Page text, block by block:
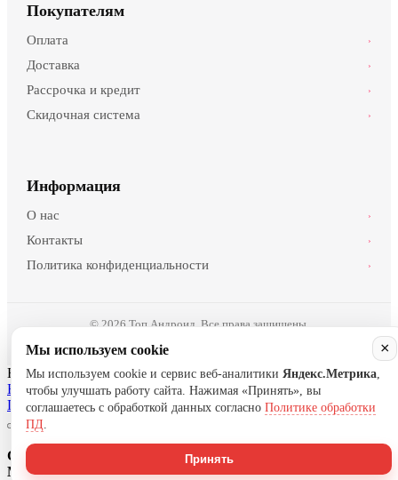
Покупателям
Оплата ›
Доставка ›
Рассрочка и кредит ›
Скидочная система ›
Информация
О нас ›
Контакты ›
Политика конфиденциальности ›
© 2026 Топ Андроид. Все права защищены.
×
Мы используем cookie
Мы используем cookie и сервис веб-аналитики Яндекс.Метрика,
чтобы улучшать работу сайта. Нажимая «Принять», вы
соглашаетесь с обработкой данных согласно Политике обработки
ПД.
Принять
Нужна помощь?
Написать в Telegram Написать в WhatsApp Написать в MAX
Позвонить
Спасибо за Ваш заказ!
Мы свяжемся с Вами в самое ближайшее время.